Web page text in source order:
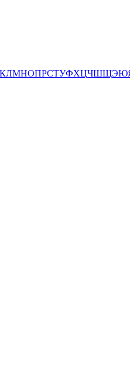
КЛМНОПРСТУФХЦЧШЩЭЮ